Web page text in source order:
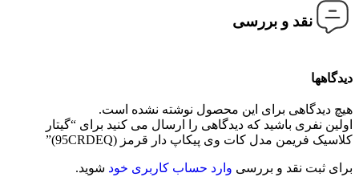
نقد و بررسی
دیدگاهها
هیچ دیدگاهی برای این محصول نوشته نشده است.
اولین نفری باشید که دیدگاهی را ارسال می کنید برای “گیتار
کلاسیک فریمن مدل کات وی پیکاپ دار قرمز (95CRDEQ)”
برای ثبت نقد و بررسی وارد حساب کاربری خود شوید.